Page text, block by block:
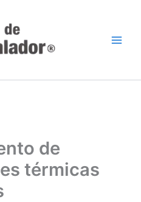
de
térmicas